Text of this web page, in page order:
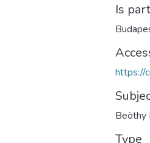
Is
https://
Beöthy
Type